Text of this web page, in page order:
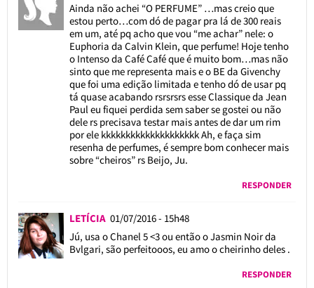
Ainda não achei “O PERFUME” …mas creio que
estou perto…com dó de pagar pra lá de 300 reais
em um, até pq acho que vou “me achar” nele: o
Euphoria da Calvin Klein, que perfume! Hoje tenho
o Intenso da Café Café que é muito bom…mas não
sinto que me representa mais e o BE da Givenchy
que foi uma edição limitada e tenho dó de usar pq
tá quase acabando rsrsrsrs esse Classique da Jean
Paul eu fiquei perdida sem saber se gostei ou não
dele rs precisava testar mais antes de dar um rim
por ele kkkkkkkkkkkkkkkkkkkk Ah, e faça sim
resenha de perfumes, é sempre bom conhecer mais
sobre “cheiros” rs Beijo, Ju.
RESPONDER
LETÍCIA 01/07/2016 - 15h48
Jú, usa o Chanel 5 <3 ou então o Jasmin Noir da
Bvlgari, são perfeitooos, eu amo o cheirinho deles .
RESPONDER